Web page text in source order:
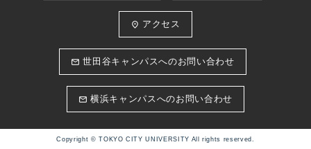
place アクセス
email 世田谷キャンパスへのお問い合わせ
email 横浜キャンパスへのお問い合わせ
Copyright © TOKYO CITY UNIVERSITY All rights reserved.